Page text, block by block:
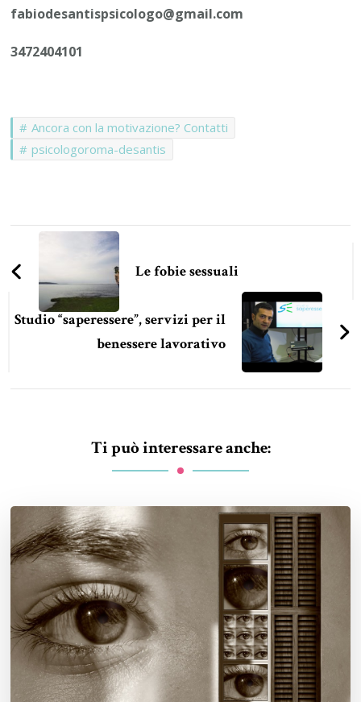
fabiodesantispsicologo@gmail.com
3472404101
Ancora con la motivazione? Contatti
psicologoroma-desantis
Navigazione
articoli
Le fobie sessuali
Studio “saperessere”, servizi per il
benessere lavorativo
Ti può interessare anche: